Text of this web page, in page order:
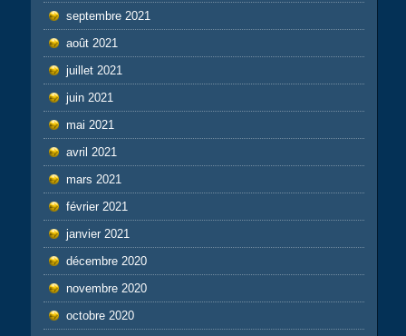
septembre 2021
août 2021
juillet 2021
juin 2021
mai 2021
avril 2021
mars 2021
février 2021
janvier 2021
décembre 2020
novembre 2020
octobre 2020